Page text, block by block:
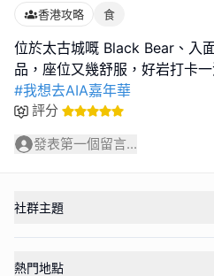
香港攻略 食
位於太古城嘅 Black Bear、入
#我想去AIA嘉年華
評分
發表第一個留言...
社群主題
熱門地點